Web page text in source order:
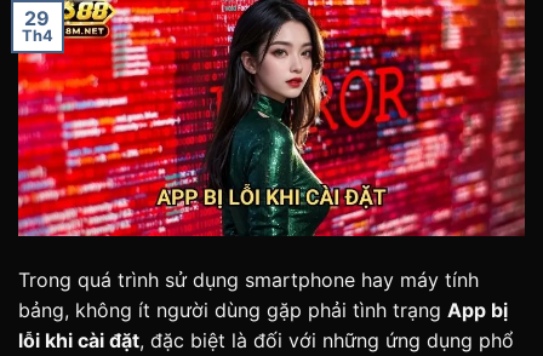
29
Th4
Trong quá trình sử dụng smartphone hay máy tính
bảng, không ít người dùng gặp phải tình trạng App bị
lỗi khi cài đặt, đặc biệt là đối với những ứng dụng phổ